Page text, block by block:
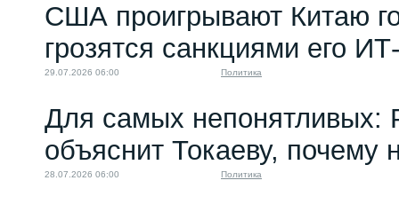
США проигрывают Китаю
грозятся санкциями его
29.07.2026 06:00 Политика
Для самых непонятливых:
объяснит Токаеву,
28.07.2026 06:00 Политика